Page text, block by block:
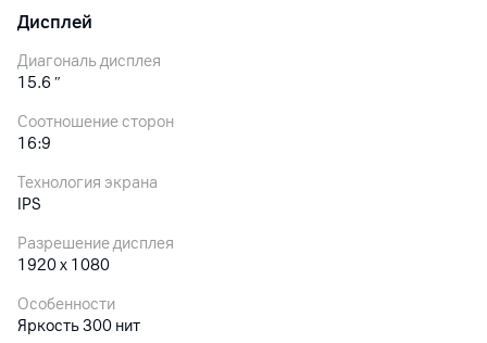
Дисплей
Диагональ дисплея
15.6 ″
Соотношение сторон
16:9
Технология экрана
IPS
Разрешение дисплея
1920 x 1080
Особенности
Яркость 300 нит